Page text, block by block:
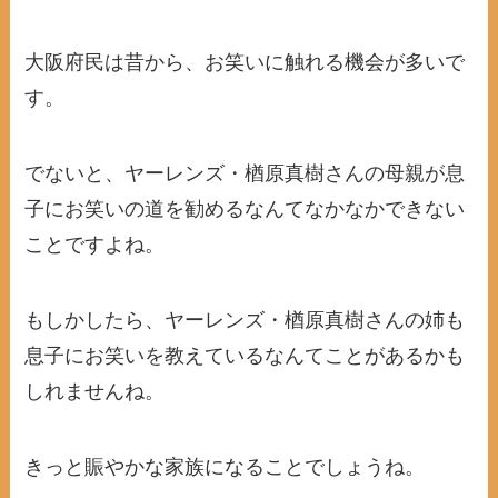
大阪府民は昔から、お笑いに触れる機会が多いで
す。
でないと、ヤーレンズ・楢原真樹さんの母親が息
子にお笑いの道を勧めるなんてなかなかできない
ことですよね。
もしかしたら、ヤーレンズ・楢原真樹さんの姉も
息子にお笑いを教えているなんてことがあるかも
しれませんね。
きっと賑やかな家族になることでしょうね。